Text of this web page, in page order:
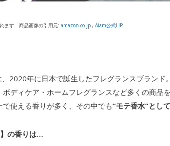
ます 商品画像の引用元: amazon.co.jp , Aiam公式HP
2020年に日本で誕生したフレグランスブランド。
ディケア・ホームフレグランスなど多くの商品を
使える香りが多く、その中でも“モテ香水”とし
の香りは…